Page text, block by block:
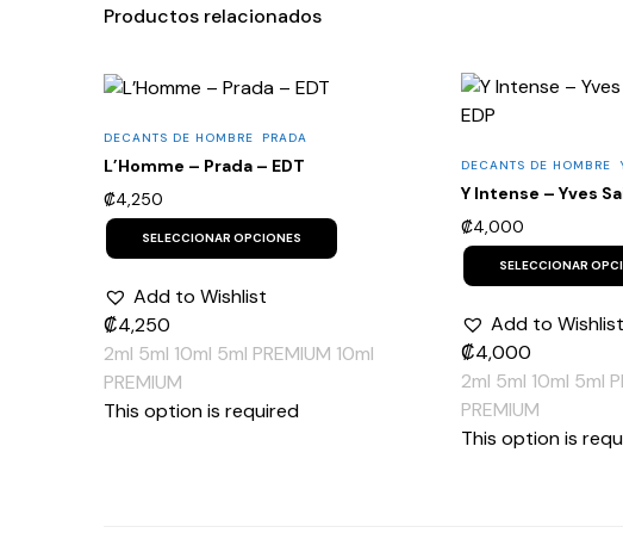
Productos relacionados
DECANTS DE HOMBRE PRADA
L’Homme – Prada – EDT
₡4,250
SELECCIONAR OPCIONES
may
Add to Wishlist
₡4,250
2ml 5ml 10ml 5ml PREMIUM 10ml
PREMIUM
This option is required
DECANTS DE HOMBRE
Y Intense – Yves
₡4,000
SELECCIONAR
Add to Wishlist
₡4,000
2ml 5ml 10ml 5ml
PREMIUM
This option is